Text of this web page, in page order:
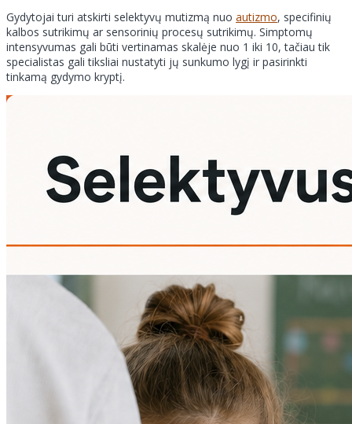
Gydytojai turi atskirti selektyvų mutizmą nuo autizmo, specifinių
kalbos sutrikimų ar sensorinių procesų sutrikimų. Simptomų
intensyvumas gali būti vertinamas skalėje nuo 1 iki 10, tačiau tik
specialistas gali tiksliai nustatyti jų sunkumo lygį ir pasirinkti
tinkamą gydymo kryptį.